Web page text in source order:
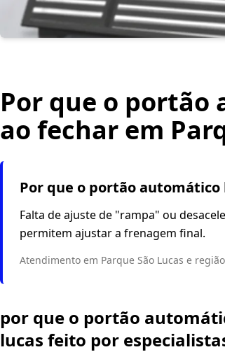
Por que o
ao fechar em
Por que o portão
Falta de ajuste de "rampa" ou
permitem ajustar a frenagem final.
Atendimento em Parque São Lucas e
por que o portão
lucas feito por